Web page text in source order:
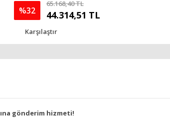
%32
65.168,40 TL
44.314,51 TL
Karşılaştır
gönderim hizmeti!